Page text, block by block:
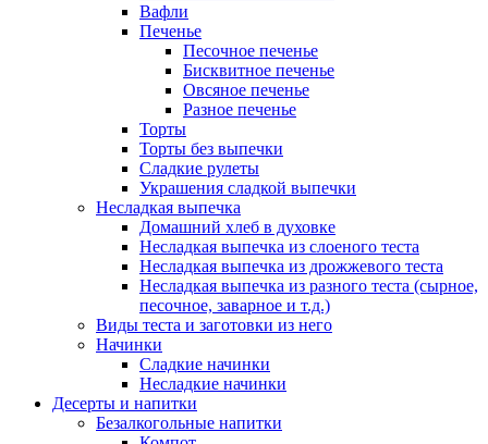
Вафли
Печенье
Песочное печенье
Бисквитное печенье
Овсяное печенье
Разное печенье
Торты
Торты без выпечки
Сладкие рулеты
Украшения сладкой выпечки
Несладкая выпечка
Домашний хлеб в духовке
Несладкая выпечка из слоеного теста
Несладкая выпечка из дрожжевого теста
Несладкая выпечка из разного теста (сырное,
песочное, заварное и т.д.)
Виды теста и заготовки из него
Начинки
Сладкие начинки
Несладкие начинки
Десерты и напитки
Безалкогольные напитки